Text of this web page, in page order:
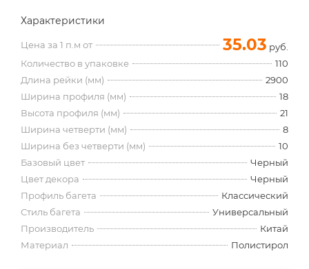
Характеристики
Цена за 1 п.м от 35.03 руб.
Количество в упаковке
110
Длина рейки (мм)
2900
Ширина профиля (мм)
18
Высота профиля (мм)
21
Ширина четверти (мм)
8
Ширина без четверти (мм)
10
Базовый цвет
Черный
Цвет декора
Черный
Профиль багета
Классический
Стиль багета
Универсальный
Производитель
Китай
Материал
Полистирол